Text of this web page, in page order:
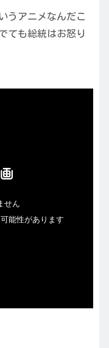
うアニメなんだこ
ても総統はお怒り